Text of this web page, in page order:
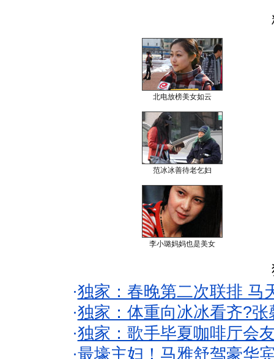
北电放榜美女如云
范冰冰善待老乞妇
李小璐妈妈也是美女
·独家：春晚第二次联排 马
·独家：体重向冰冰看齐?
·独家：歌手毕夏咖啡厅会
·最壕主妇！马雅舒驾豪华